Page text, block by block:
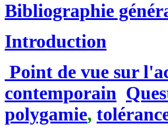
Bibliographie
Introduction
Point de vue sur
contemporain
polygamie,